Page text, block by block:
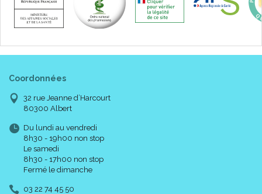
Coordonnées
32 rue Jeanne d’Harcourt
80300 Albert
Du lundi au vendredi
8h30 - 19h00 non stop
Le samedi
8h30 - 17h00 non stop
Fermé le dimanche
03 22 74 45 50